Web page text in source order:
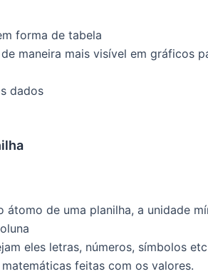
forma de tabela
maneira mais visível em gráficos
dados
átomo de uma planilha, a unidade
eles letras, números, símbolos
feitas com os valores.